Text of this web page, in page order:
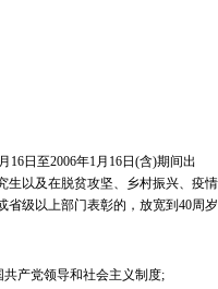
日至2006年1月16日(含)期间出
生以及在脱贫攻坚、乡村振兴、疫情
省级以上部门表彰的，放宽到40周岁
产党领导和社会主义制度;